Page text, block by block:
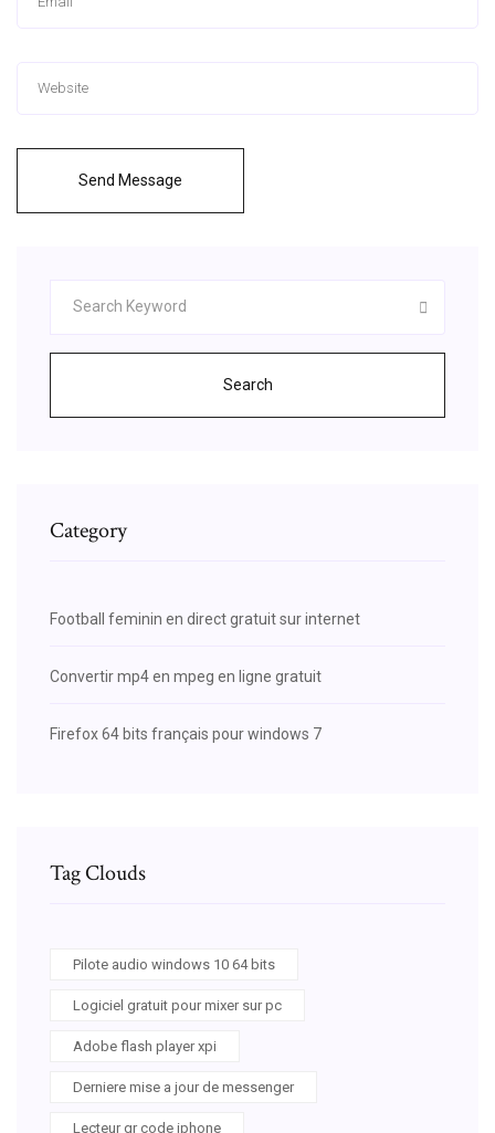
Send Message
Search
Category
Football feminin en direct gratuit sur internet
Convertir mp4 en mpeg en ligne gratuit
Firefox 64 bits français pour windows 7
Tag Clouds
Pilote audio windows 10 64 bits
Logiciel gratuit pour mixer sur pc
Adobe flash player xpi
Derniere mise a jour de messenger
Lecteur qr code iphone